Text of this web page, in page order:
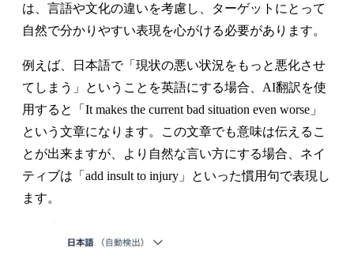
は、言語や文化の違いを考慮し、ターゲットにとって
自然で分かりやすい表現を心がける必要があります。
例えば、日本語で「現状の悪い状況をもっと悪化させ
てしまう」ということを英語にする場合、AI翻訳を使
用すると「It makes the current bad situation even worse」
という文章になります。この文章でも意味は伝えるこ
とが出来ますが、より自然な言い方にする場合、ネイ
ティブは「add insult to injury」といった慣用句で表現し
ます。